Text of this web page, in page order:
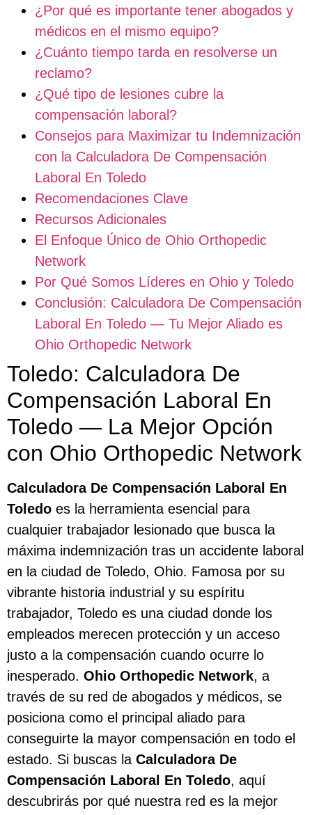
¿Por qué es importante tener abogados y
médicos en el mismo equipo?
¿Cuánto tiempo tarda en resolverse un
reclamo?
¿Qué tipo de lesiones cubre la
compensación laboral?
Consejos para Maximizar tu Indemnización
con la Calculadora De Compensación
Laboral En Toledo
Recomendaciones Clave
Recursos Adicionales
El Enfoque Único de Ohio Orthopedic
Network
Por Qué Somos Líderes en Ohio y Toledo
Conclusión: Calculadora De Compensación
Laboral En Toledo — Tu Mejor Aliado es
Ohio Orthopedic Network
Toledo: Calculadora De
Compensación Laboral En
Toledo — La Mejor Opción
con Ohio Orthopedic Network
Calculadora De Compensación Laboral En
Toledo es la herramienta esencial para
cualquier trabajador lesionado que busca la
máxima indemnización tras un accidente laboral
en la ciudad de Toledo, Ohio. Famosa por su
vibrante historia industrial y su espíritu
trabajador, Toledo es una ciudad donde los
empleados merecen protección y un acceso
justo a la compensación cuando ocurre lo
inesperado. Ohio Orthopedic Network, a
través de su red de abogados y médicos, se
posiciona como el principal aliado para
conseguirte la mayor compensación en todo el
estado. Si buscas la Calculadora De
Compensación Laboral En Toledo, aquí
descubrirás por qué nuestra red es la mejor